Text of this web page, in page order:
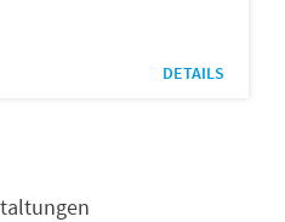
DETAILS